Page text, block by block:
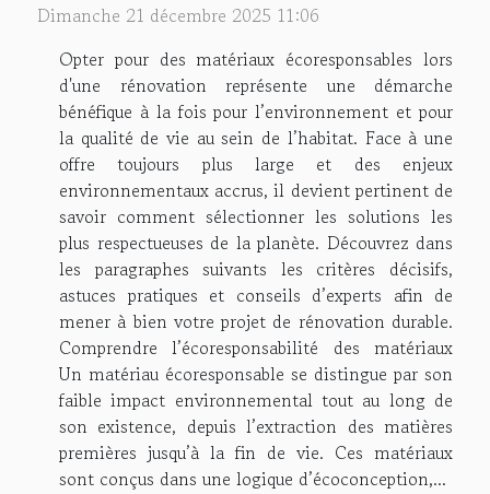
Dimanche 21 décembre 2025 11:06
Opter pour des matériaux écoresponsables lors
d'une rénovation représente une démarche
bénéfique à la fois pour l’environnement et pour
la qualité de vie au sein de l’habitat. Face à une
offre toujours plus large et des enjeux
environnementaux accrus, il devient pertinent de
savoir comment sélectionner les solutions les
plus respectueuses de la planète. Découvrez dans
les paragraphes suivants les critères décisifs,
astuces pratiques et conseils d’experts afin de
mener à bien votre projet de rénovation durable.
Comprendre l’écoresponsabilité des matériaux
Un matériau écoresponsable se distingue par son
faible impact environnemental tout au long de
son existence, depuis l’extraction des matières
premières jusqu’à la fin de vie. Ces matériaux
sont conçus dans une logique d’écoconception,...